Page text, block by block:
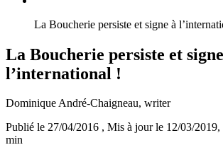
La Boucherie persiste et signe à
La Boucherie persiste et
l’international !
Dominique André-Chaigneau, writer
Publié le 27/04/2016 , Mis à jour le 12/03/2019,
min